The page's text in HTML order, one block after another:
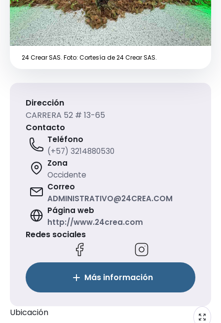
24 Crear SAS. Foto: Cortesía de 24 Crear SAS.
Dirección
CARRERA 52 # 13-65
Contacto
Teléfono
(+57) 3214880530
Zona
Occidente
Correo
ADMINISTRATIVO@24CREA.COM
Página web
http://www.24crea.com
Redes sociales
Más información
Ubicación